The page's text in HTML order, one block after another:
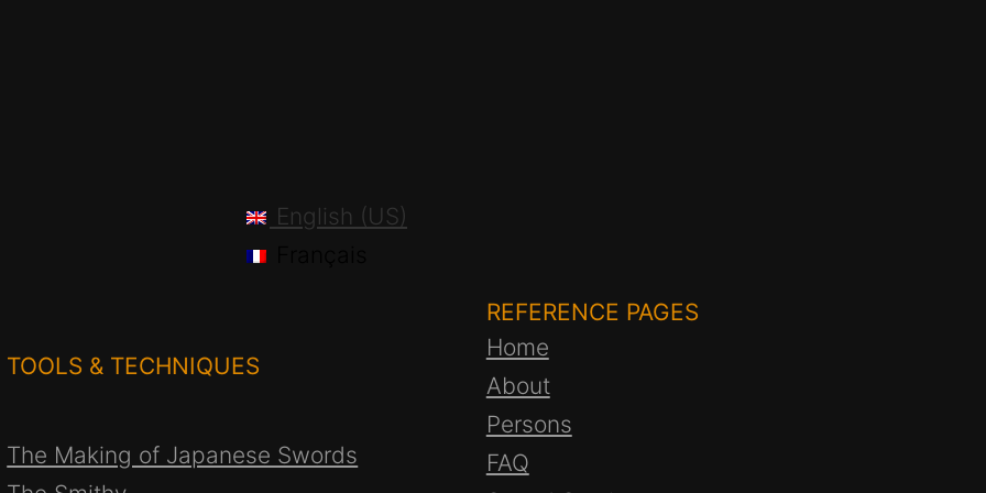
English (US)
TOOLS & TECHNIQUES
The Making of Japanese Swords
REFERENCE PAGES
Home
About
Persons
FAQ